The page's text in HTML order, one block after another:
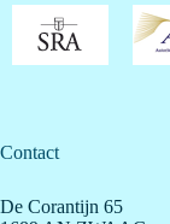
Contact
De Corantijn 65